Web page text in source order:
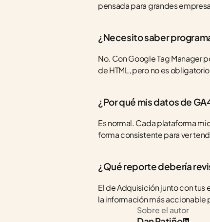
pensada para grandes
¿Necesito saber
No. Con Google Tag Manager
de HTML, pero no es
¿Por qué mis datos de
Es normal. Cada plataforma
forma consistente para ver
¿Qué reporte debería
El de Adquisición junto con tus
la información más accionable
Sobre el autor